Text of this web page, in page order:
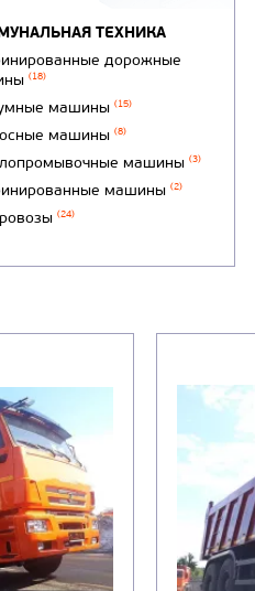
ТЕХНИКА
дорожные
(18)
машины (15)
машины (8)
машины (3)
машины (2)
(24)